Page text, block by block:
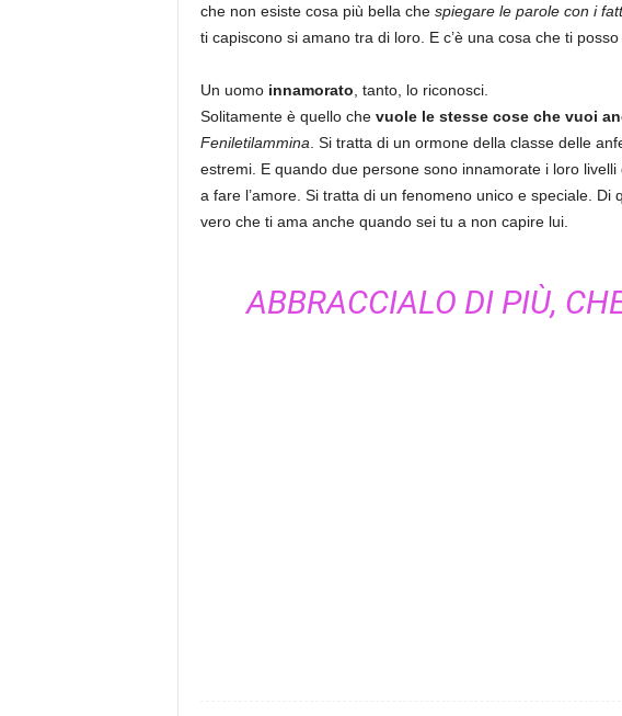
che non esiste cosa più bella che spiegare le parole con i
ti capiscono si amano tra di loro. E c’è una cosa che ti
Un uomo innamorato , tanto, lo riconosci.
Solitamente è quello che vuole le stesse cose che vuoi
Feniletilammina . Si tratta di un ormone della classe delle
estremi. E quando due persone sono innamorate i loro
a fare l’amore. Si tratta di un fenomeno unico e speciale. Di
vero che ti ama anche quando sei tu a non capire lui.
ABBRACCIALO DI PIÙ,